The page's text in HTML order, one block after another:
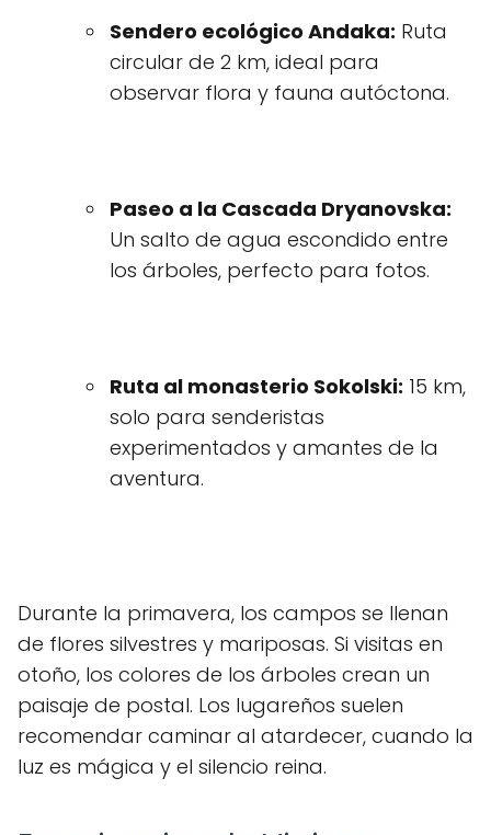
Sendero ecológico Andaka: Ruta
circular de 2 km, ideal para
observar flora y fauna autóctona.
Paseo a la Cascada Dryanovska:
Un salto de agua escondido entre
los árboles, perfecto para fotos.
Ruta al monasterio Sokolski: 15 km,
solo para senderistas
experimentados y amantes de la
aventura.
Durante la primavera, los campos se llenan
de flores silvestres y mariposas. Si visitas en
otoño, los colores de los árboles crean un
paisaje de postal. Los lugareños suelen
recomendar caminar al atardecer, cuando la
luz es mágica y el silencio reina.